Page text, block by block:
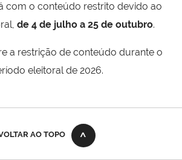
com o conteúdo restrito devido ao
de 4 de julho a 25 de outubro.
a restrição de conteúdo durante o
eleitoral de 2026.
AO TOPO